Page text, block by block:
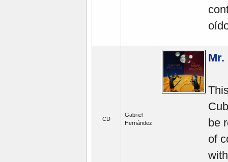
CD
Gabriel
Hernández
Mr.
be
of